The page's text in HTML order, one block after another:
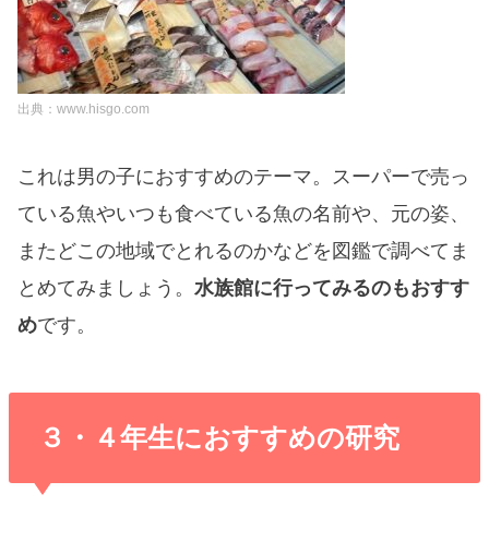
出典：www.hisgo.com
これは男の子におすすめのテーマ。スーパーで売っ
ている魚やいつも食べている魚の名前や、元の姿、
またどこの地域でとれるのかなどを図鑑で調べてま
とめてみましょう。 水族館に行ってみるのもおすす
めです。
３・４年生におすすめの研究